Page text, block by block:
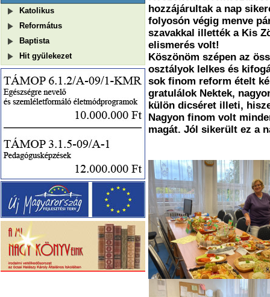
Katolikus
Református
Baptista
Hit gyülekezet
hozzájárultak a nap
folyosón végig menve
szavakkal illették a Kis
elismerés volt!
Köszönöm szépen az
osztályok lelkes és
sok finom reform ételt
gratulálok Nektek,
külön dicséret illeti,
Nagyon finom volt
magát. Jól sikerült ez a